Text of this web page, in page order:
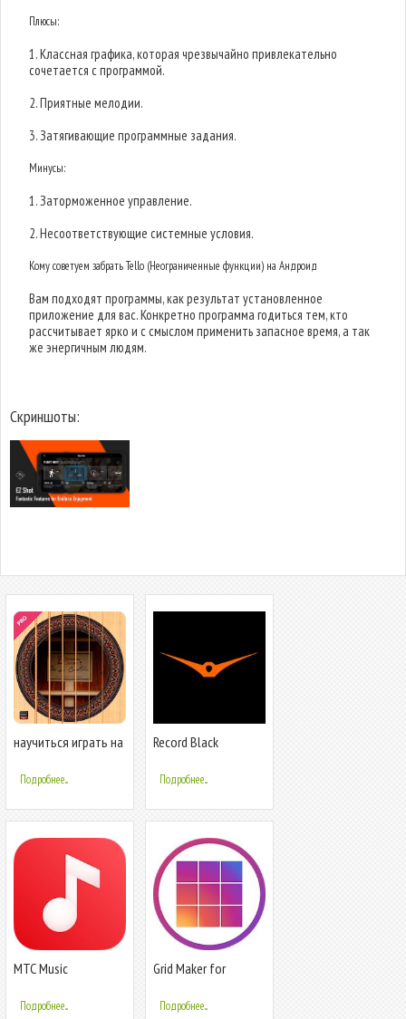
Плюсы:
1. Классная графика, которая чрезвычайно привлекательно
сочетается с программой.
2. Приятные мелодии.
3. Затягивающие программные задания.
Минусы:
1. Заторможенное управление.
2. Несоответствующие системные условия.
Кому советуем забрать Tello (Неограниченные функции) на Андроид
Вам подходят программы, как результат установленное
приложение для вас. Конкретно программа годиться тем, кто
рассчитывает ярко и с смыслом применить запасное время, а так
же энергичным людям.
Скриншоты:
научиться играть на
Подробнее...
Record Black
Подробнее...
МТС Music
Подробнее...
Grid Maker for
PhotoSplit
Подробнее...